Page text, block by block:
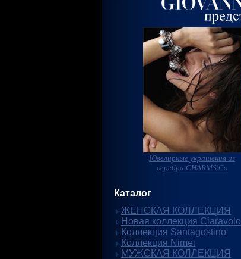
Ювелирные украшения из
серебра CHARMS'Co
Каталог
ЖЕНСКАЯ КОЛЛЕКЦИЯ
Новая коллекция Ciaravolo
Коллекция Santagostino
Коллекция Nimei
МУЖСКАЯ КОЛЛЕКЦИЯ